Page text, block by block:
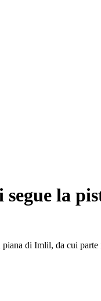
la
piana di Imlil, da cui